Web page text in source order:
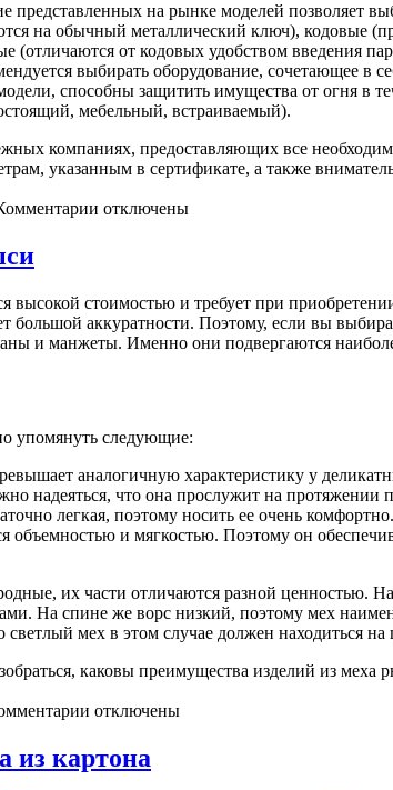
представленных на рынке моделей позволяет
на обычный металлический ключ), кодовые
(отличаются от кодовых удобством введения
выбирать оборудование, сочетающее в
способны защитить имущества от огня в
мебельный, встраиваемый).
компаниях, предоставляющих все
указанным в сертификате, а также
отключены
стоимостью и требует при
большой аккуратности. Поэтому, если вы
и манжеты. Именно они подвергаются
упомянуть следующие:
аналогичную характеристику у
надеяться, что она прослужит на протяжении
легкая, поэтому носить ее очень комфортно.
объемностью и мягкостью. Поэтому он
их части отличаются разной ценностью.
На спине же ворс низкий, поэтому мех
мех в этом случае должен находиться
каковы преимущества изделий из меха
отключены
из картона